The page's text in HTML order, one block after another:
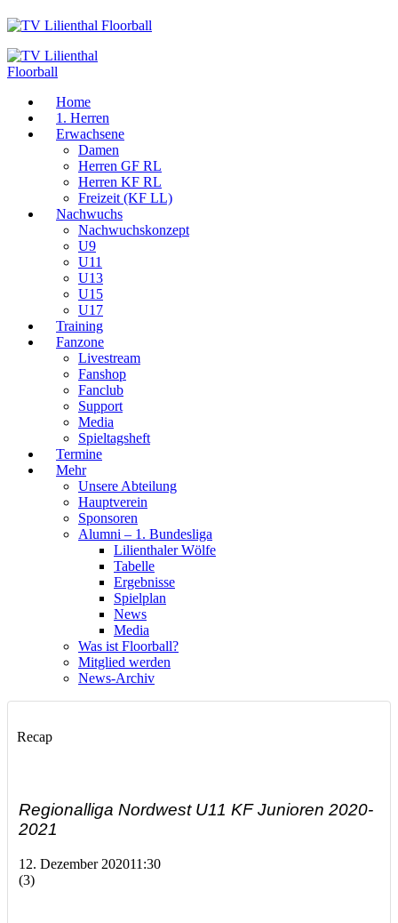
Home
1. Herren
Erwachsene
Damen
Herren GF RL
Herren KF RL
Freizeit (KF LL)
Nachwuchs
Nachwuchskonzept
U9
U11
U13
U15
U17
Training
Fanzone
Livestream
Fanshop
Fanclub
Support
Media
Spieltagsheft
Termine
Mehr
Unsere Abteilung
Hauptverein
Sponsoren
Alumni – 1. Bundesliga
Lilienthaler Wölfe
Tabelle
Ergebnisse
Spielplan
News
Media
Was ist Floorball?
Mitglied werden
News-Archiv
Recap
Regionalliga Nordwest U11 KF Junioren 2020-
2021
12. Dezember 202011:30
(3)